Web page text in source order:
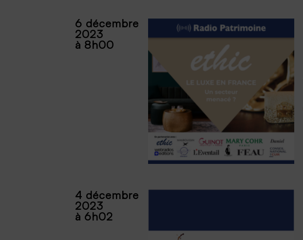
6 décembre
2023
à 8h00
4 décembre
2023
à 6h02